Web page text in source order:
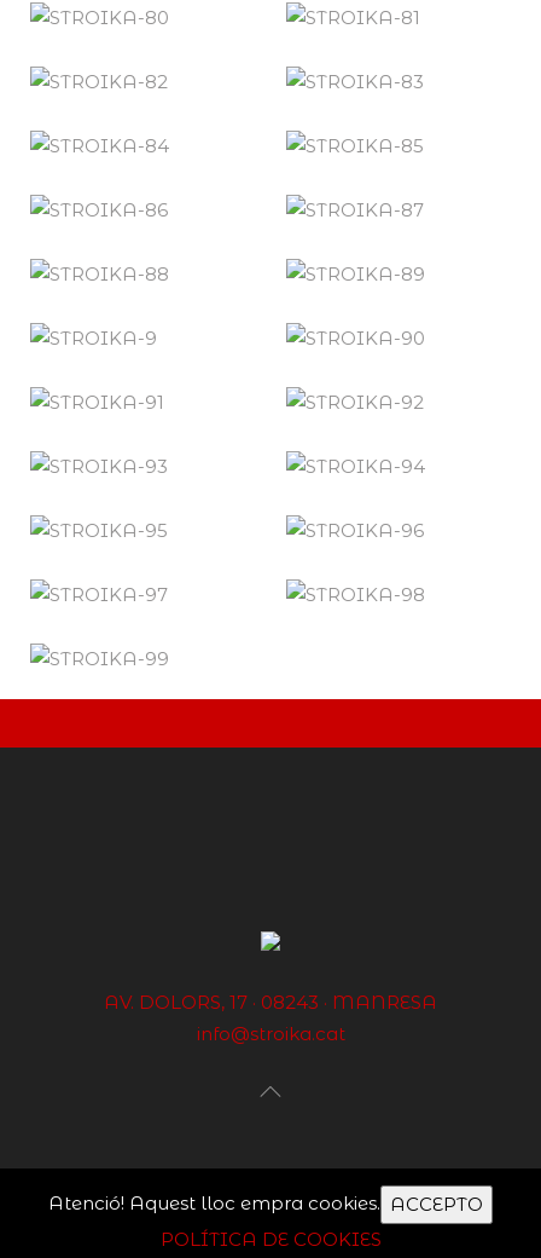
AV. DOLORS, 17 · 08243 · MANRESA
info@stroika.cat
Atenció! Aquest lloc empra cookies. ACCEPTO
POLÍTICA DE COOKIES